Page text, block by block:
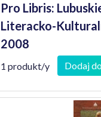
Pro Libris:
Literacko-
2008
1 produkt/y Dodaj